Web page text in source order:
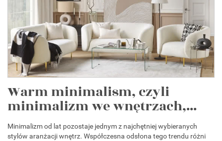
Warm minimalism, czyli
minimalizm we wnętrzach,...
Minimalizm od lat pozostaje jednym z najchętniej wybieranych
stylów aranżacji wnętrz. Współczesna odsłona tego trendu różni